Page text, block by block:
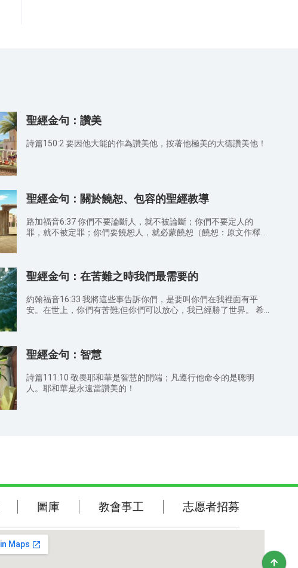
聖經金句：讚美
詩篇150:2 要因他大能的作為讚美他，按著他極美的大德讚美他！
聖經金句：關於饒恕、包容的聖經教導
路加福音6:37 你們不要論斷人，就不被論斷；你們不要定人的
罪，就不被定罪；你們要饒恕人，就必蒙饒恕（饒恕：原文作釋
你們饒恕人的過犯，你們的天父也必饒恕你們的過犯； 馬太福音
馬可福音11:25 你們站著禱告的時候，若想起有人得罪你們，就當
饒恕他，好叫你們在天上的父也饒恕你們的過犯。 歌林多前書
聖經金句：在苦難之時我們最需要的
約翰福音16:33 我將這些事告訴你們，是要叫你們在我裡面有平
安。在世上，你們有苦難;但你們可以放心，我已經勝了世界。 希
助。 彼得前書5:7 你們要將一切的憂慮卸給神，因為他顧念你們。
暫時憂愁，叫你們的信心既被試驗，就比那被火試驗仍然能壞的金
子更顯寶貴，可以在耶穌基督顯現的時候得著稱讚、榮耀、尊貴。
聖經金句：智慧
詩篇111:10 敬畏耶和華是智慧的開端；凡遵行他命令的是聰明
人。耶和華是永遠當讚美的！
敬拜詩歌
聖經金句
圖庫 教會事工 志愿者招募